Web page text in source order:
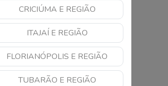
CRICIÚMA E REGIÃO
ITAJAÍ E REGIÃO
FLORIANÓPOLIS E REGIÃO
TUBARÃO E REGIÃO